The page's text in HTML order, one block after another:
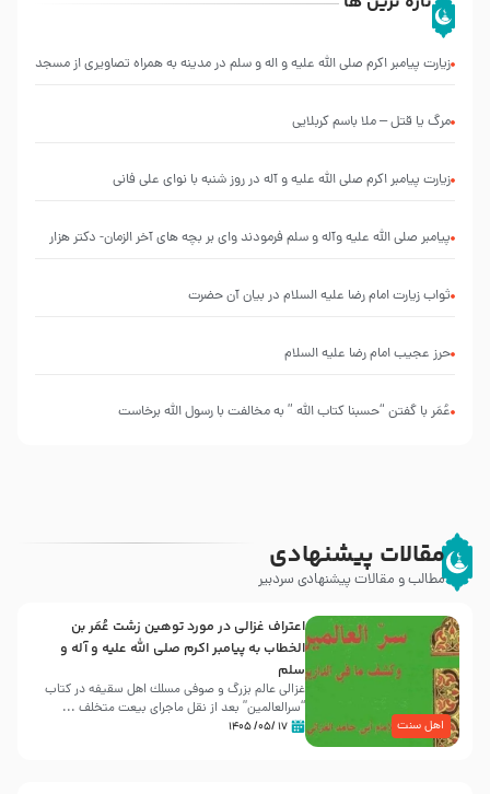
زیارت پیامبر اکرم صلی الله علیه و اله و سلم در مدینه به همراه تصاویری از مسجد
مرگ یا قتل – ملا باسم کربلایی
زیارت پیامبر اکرم صلی الله علیه و آله در روز شنبه با نوای علی فانی
پیامبر صلی الله علیه وآله و سلم فرمودند وای بر بچه های آخر الزمان- دکتر هزار
ثواب زیارت امام رضا علیه السلام در بیان آن حضرت
حرز عجیب امام رضا علیه السلام
عُمَر با گفتن “حسبنا كتاب اللّه ” به مخالفت با رسول اللّه برخاست
مقالات پیشنهادی
مطالب و مقالات پیشنهادی سردبیر
اهل سنت
اعتراف غزالی در مورد توهین زشت عُمَر بن
الخطاب به پیامبر اکرم صلی الله علیه و آله و
سلم
غزالی عالم بزرگ و صوفی مسلك اهل سقيفه در کتاب
“سرالعالمین” بعد از نقل ماجرای بیعت متخلف ...
۱۷ /۰۵/ ۱۴۰۵